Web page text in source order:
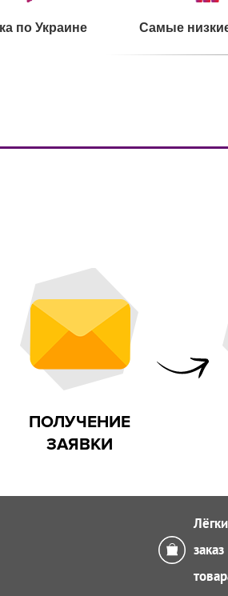
по Украине Самые
ассортимент Безопасно
меняет
Дома и на
ПОЛУЧЕНИЕ
ЗАЯВКИ
заказ